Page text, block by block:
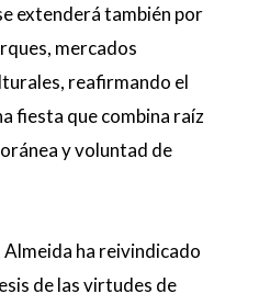
extenderá también por
mercados
reafirmando el
fiesta que combina raíz
y voluntad de
ha reivindicado
de las virtudes de